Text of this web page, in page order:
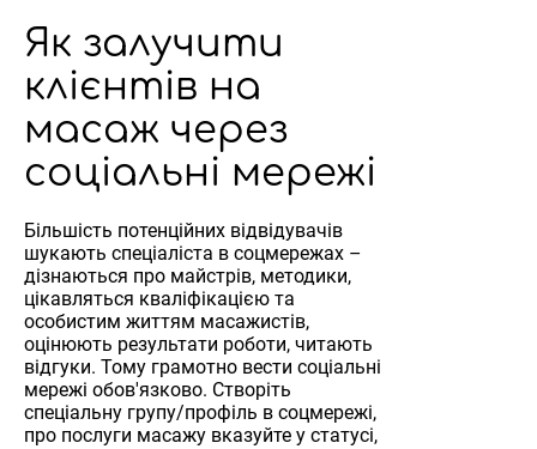
Як залучити
клієнтів на
масаж через
соціальні мережі
Більшість потенційних відвідувачів
шукають спеціаліста в соцмережах –
дізнаються про майстрів, методики,
цікавляться кваліфікацією та
особистим життям масажистів,
оцінюють результати роботи, читають
відгуки. Тому грамотно вести соціальні
мережі обов'язково. Створіть
спеціальну групу/профіль в соцмережі,
про послуги масажу вказуйте у статусі,